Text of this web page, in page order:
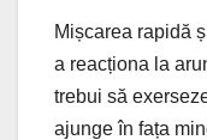
Mișcarea rapidă
a reacționa la
trebui să
ajunge în fața